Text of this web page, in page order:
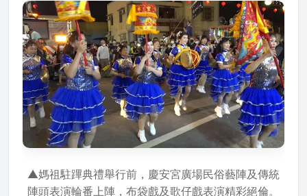
▲媽祖駐蹕典禮舉行前，慶安宮廣場民俗藝陣及傳統
陣頭表演輪番上陣，布袋戲及歌仔戲表演精彩絕倫。